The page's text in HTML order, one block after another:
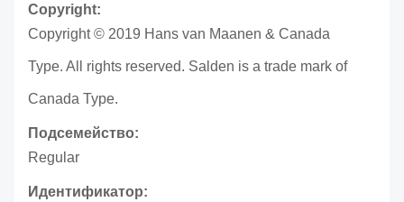
Copyright:
Copyright © 2019 Hans van Maanen & Canada
Type. All rights reserved. Salden is a trade mark of
Canada Type.
Подсемейство:
Regular
Идентификатор: